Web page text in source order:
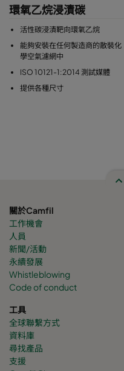
環氧乙烷浸漬碳
活性碳浸漬靶向環氧乙烷
能夠安裝在任何製造商的散裝化
學空氣濾網中
ISO 10121-1:2014 測試媒體
提供各種尺寸
關於Camfil
工作機會
人員
新聞/活動
永續發展
Whistleblowing
Code of conduct
工具
全球聯繫方式
資料庫
尋找產品
支援